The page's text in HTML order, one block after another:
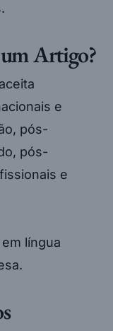
Artigo?
e
pós-
pós-
e
língua